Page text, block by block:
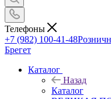
Телефоны
+7 (982) 100-41-48
Брегет
Каталог
Назад
Каталог